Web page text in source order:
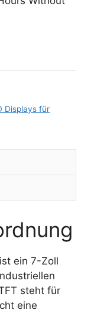
Displays für
ein 7-Zoll
steht für
eine